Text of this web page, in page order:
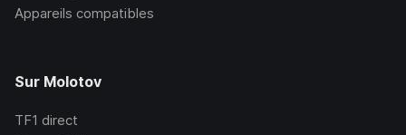
Appareils compatibles
Sur Molotov
TF1 direct